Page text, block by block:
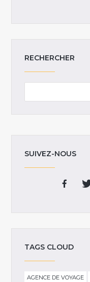
RECHERCHER
SUIVEZ-NOUS
TAGS CLOUD
AGENCE DE VOYAGE